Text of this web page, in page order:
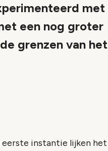
met
een nog groter
grenzen van het
eerste instantie lijken het